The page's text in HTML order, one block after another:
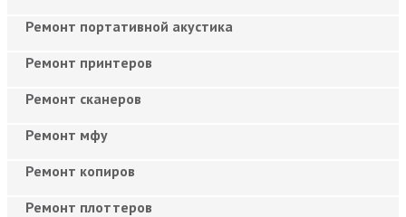
Ремонт портативной акустика
Ремонт принтеров
Ремонт сканеров
Ремонт мфу
Ремонт копиров
Ремонт плоттеров